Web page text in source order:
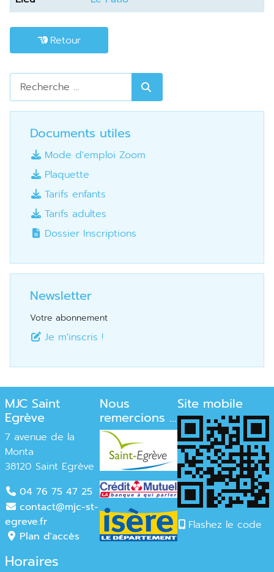
Retour
Rechercher
Documents utiles
Mode d'emploi Zoom
Plaquette
Tarifs enfants
Tarifs adultes
Dossier Inscriptions
Newsletter
Votre abonnement
Je m'inscris !
MJC Saint
Egrève
7 avenue de la
Monta
38120 Saint Egrève
04 76 75 47 25
contact@mjc-st-
egreve.fr
Plan d'accès
Horaires
Nous
remercions ...
Site mobile
Flashez le code